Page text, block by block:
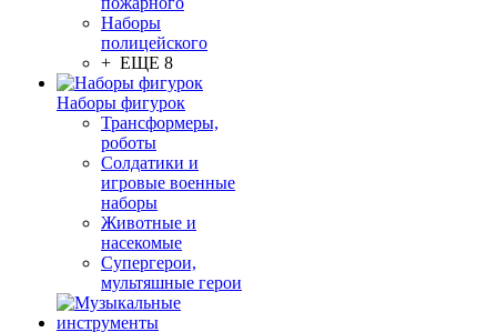
Наборы
полицейского
+ ЕЩЕ 8
Наборы фигурок
Трансформеры,
роботы
Солдатики и
игровые военные
наборы
Животные и
насекомые
Супергерои,
мультяшные герои